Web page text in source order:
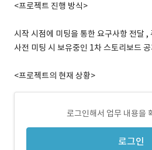
<프로젝트 진행 방식>
시작 시점에 미팅을 통한 요구사항 전달 ,
사전 미팅 시 보유중인 1차 스토리보드
<프로젝트의 현재 상황>
로그인해서 업무 내용을
로그인